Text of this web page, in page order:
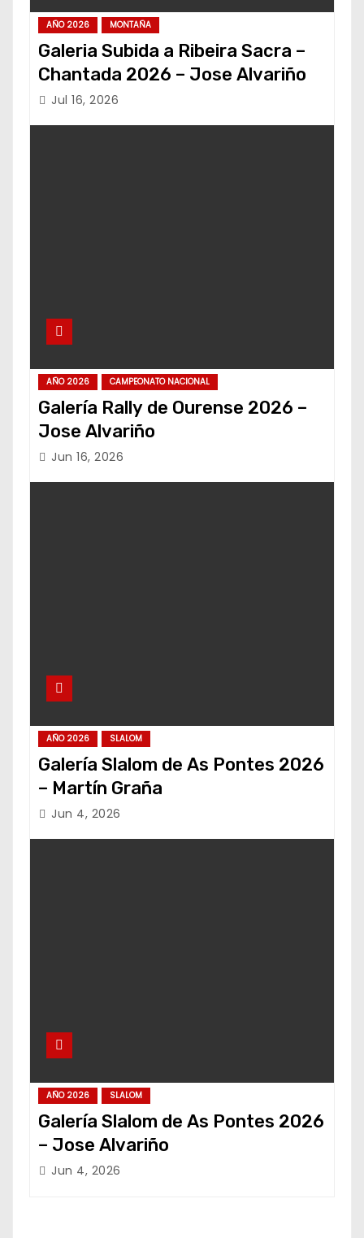
AÑO 2026 MONTAÑA
Galeria Subida a Ribeira Sacra –
Chantada 2026 – Jose Alvariño
Jul 16, 2026
AÑO 2026 CAMPEONATO NACIONAL
Galería Rally de Ourense 2026 –
Jose Alvariño
Jun 16, 2026
AÑO 2026 SLALOM
Galería Slalom de As Pontes 2026
– Martín Graña
Jun 4, 2026
AÑO 2026 SLALOM
Galería Slalom de As Pontes 2026
– Jose Alvariño
Jun 4, 2026